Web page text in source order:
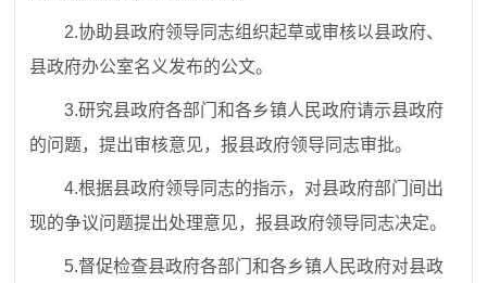
2.协助县政府领导同志组织起草或审核以县政府、
县政府办公室名义发布的公文。
3.研究县政府各部门和各乡镇人民政府请示县政府
的问题，提出审核意见，报县政府领导同志审批。
4.根据县政府领导同志的指示，对县政府部门间出
现的争议问题提出处理意见，报县政府领导同志决定。
5.督促检查县政府各部门和各乡镇人民政府对县政